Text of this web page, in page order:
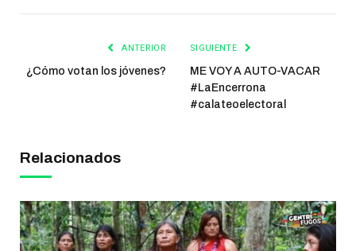
ANTERIOR
¿Cómo votan los jóvenes?
SIGUIENTE
ME VOY A AUTO-VACAR
#LaEncerrona
#calateoelectoral
Relacionados